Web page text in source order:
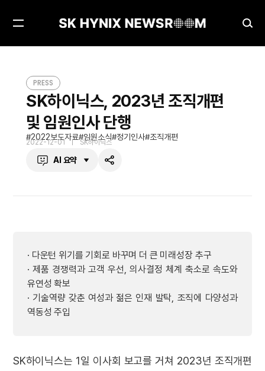
검
색
메
PRESS
SK하이닉스, 2023년 조직개편
및 임원인사 단행
2022보도자료 임원소식 정기인사 조직개편
2022-12-01 SK하이닉스
AI 요약
공
· 다운턴 위기를 기회로 바꾸며 더 큰 미래성장 추구
· 제품 경쟁력과 고객 우선, 의사결정 체계 축소로 속도와
유연성 확보
· 기술역량 갖춘 여성과 젊은 인재 발탁, 조직에 다양성과
역동성 주입
SK하이닉스는 1일 이사회 보고를 거쳐 2023년 조직개편